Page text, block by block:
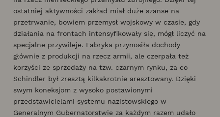
ostatniej aktywności zakład miał duże szanse na
przetrwanie, bowiem przemysł wojskowy w czasie, gdy
działania na frontach intensyfikowały się, mógł liczyć na
specjalne przywileje. Fabryka przynosiła dochody
głównie z produkcji na rzecz armii, ale czerpała też
korzyści ze sprzedaży na tzw. czarnym rynku, za co
Schindler był zresztą kilkakrotnie aresztowany. Dzięki
swym koneksjom z wysoko postawionymi
przedstawicielami systemu nazistowskiego w
Generalnym Gubernatorstwie za każdym razem udało